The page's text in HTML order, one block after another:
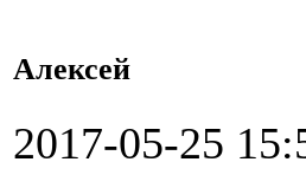
Алексей
2017-05-25